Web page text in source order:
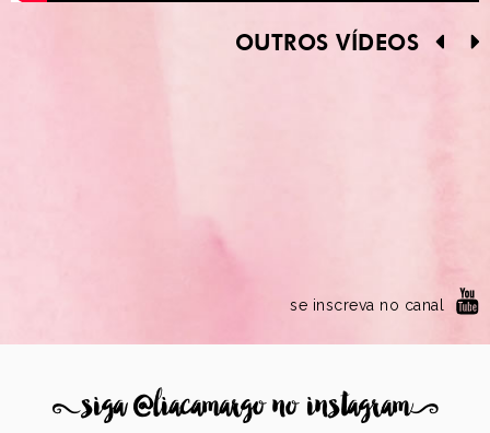
OUTROS VÍDEOS
se inscreva no canal
8siga @liacamargo no instagram9